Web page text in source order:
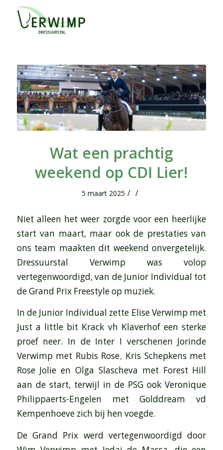
Wat een prachtig
weekend op CDI Lier!
5 maart 2025 / /
Niet alleen het weer zorgde voor een heerlijke
start van maart, maar ook de prestaties van
ons team maakten dit weekend onvergetelijk.
Dressuurstal Verwimp was volop
vertegenwoordigd, van de Junior Individual tot
de Grand Prix Freestyle op muziek.
In de Junior Individual zette Elise Verwimp met
Just a little bit Krack vh Klaverhof een sterke
proef neer. In de Inter I verschenen Jorinde
Verwimp met Rubis Rose, Kris Schepkens met
Rose Jolie en Olga Slascheva met Forest Hill
aan de start, terwijl in de PSG ook Veronique
Philippaerts-Engelen met Golddream vd
Kempenhoeve zich bij hen voegde.
De Grand Prix werd vertegenwoordigd door